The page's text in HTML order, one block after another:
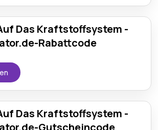
Das Kraftstoffsystem -
Rabattcode
Das Kraftstoffsystem -
Gutscheincode